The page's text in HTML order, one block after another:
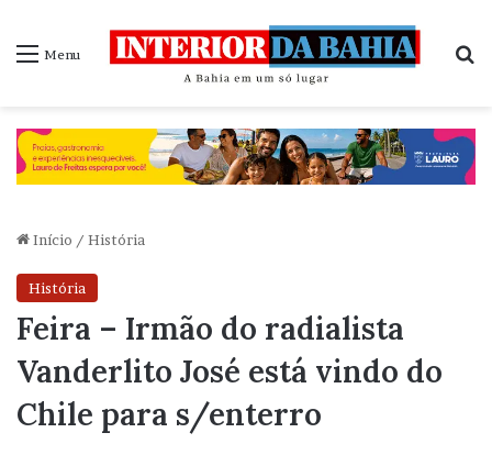
Menu
Início / História
História
Feira – Irmão do radialista
Vanderlito José está vindo do
Chile para s/enterro